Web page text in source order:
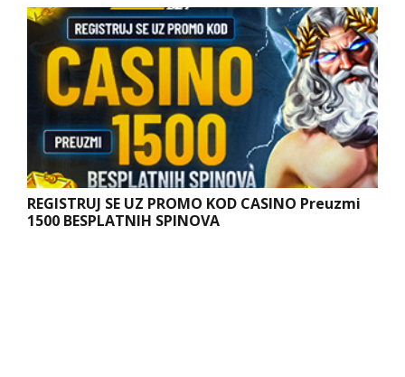
REGISTRUJ SE UZ PROMO KOD CASINO Preuzmi
1500 BESPLATNIH SPINOVA